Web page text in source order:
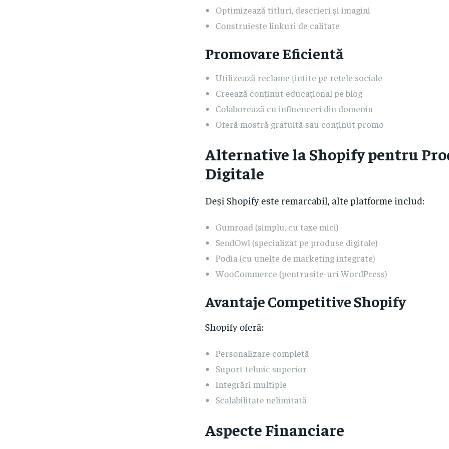
Optimizează titluri, descrieri și imagini
Construiește linkuri de calitate
Promovare Eficientă
Utilizează reclame țintite pe rețele sociale
Creează conținut educațional pe blog
Colaborează cu influenceri din domeniu
Oferă mostră gratuită sau conținut promo
Alternative la Shopify pentru
Digitale
Deși Shopify este remarcabil, alte platforme includ:
Gumroad (simplu, cu taxe mici)
SendOwl (specializat pe produse digitale)
Podia (cu unelte de marketing integrate)
WooCommerce (pentrusite-uri WordPress)
Avantaje Competitive Shopify
Shopify oferă:
Personalizare completă
Suport tehnic superior
Integrări multiple
Scalabilitate nelimitată
Aspecte Financiare